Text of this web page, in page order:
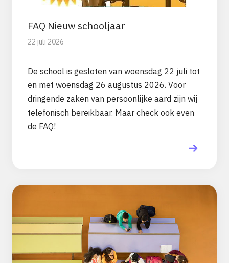
FAQ Nieuw schooljaar
22 juli 2026
De school is gesloten van woensdag 22 juli tot
en met woensdag 26 augustus 2026. Voor
dringende zaken van persoonlijke aard zijn wij
telefonisch bereikbaar. Maar check ook even
de FAQ!